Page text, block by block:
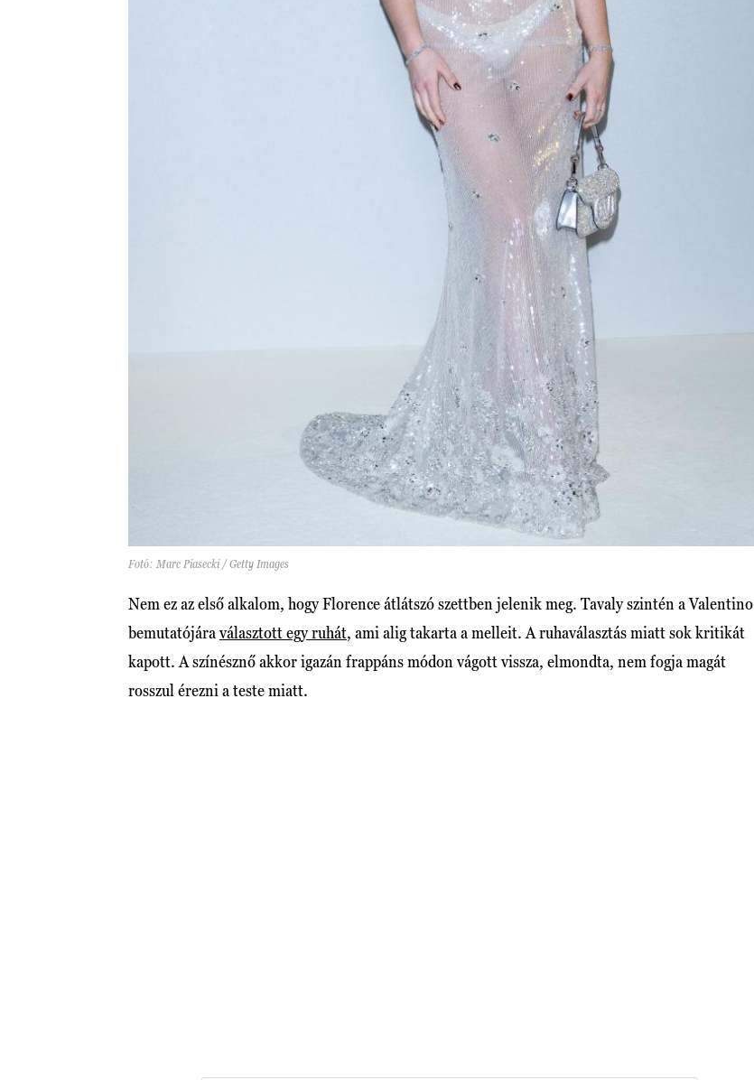
Fotó: Marc Piasecki / Getty Images
Nem ez az első alkalom, hogy Florence átlátszó szettben jelenik meg. Tavaly szintén a Valentino
bemutatójáraválasztott egy ruhát, ami alig takarta a melleit. A ruhaválasztás miatt sok kritikát
kapott. A színésznő akkor igazán frappáns módon vágott vissza, elmondta, nem fogja magát
rosszul érezni a teste miatt.